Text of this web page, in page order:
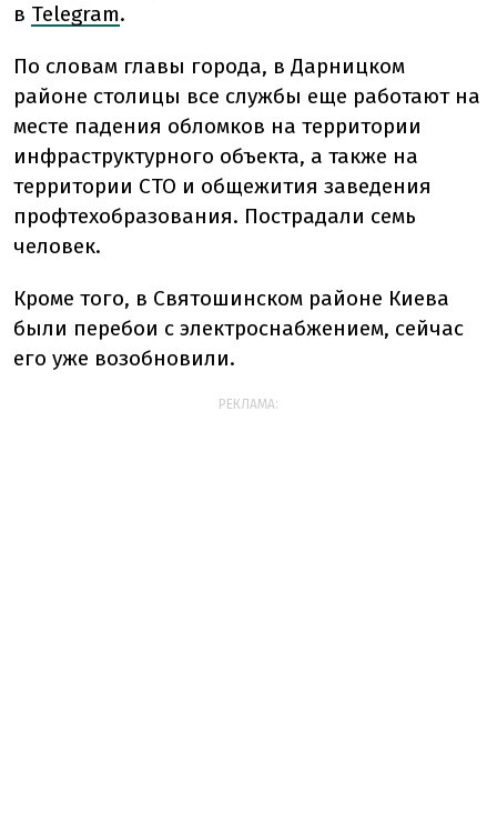
в Telegram.
По словам главы города, в Дарницком
районе столицы все службы еще работают на
месте падения обломков на территории
инфраструктурного объекта, а также на
территории СТО и общежития заведения
профтехобразования. Пострадали семь
человек.
Кроме того, в Святошинском районе Киева
были перебои с электроснабжением, сейчас
его уже возобновили.
РЕКЛАМА: